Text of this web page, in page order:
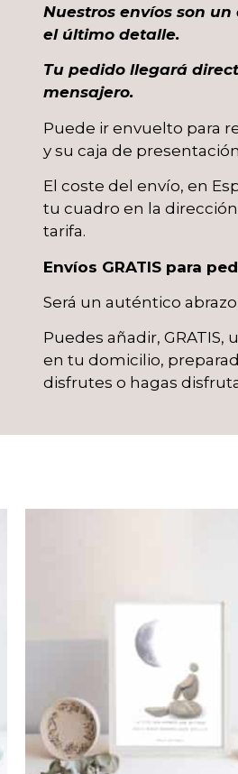
Nuestros envíos son
el último detalle.
Tu pedido llegará
mensajero.
Puede ir envuelto para
y su caja de
El coste del envío, en
tu cuadro en la
tarifa.
Envíos GRATIS para
Será un auténtico
Puedes añadir,
en tu domicilio,
disfrutes o hagas